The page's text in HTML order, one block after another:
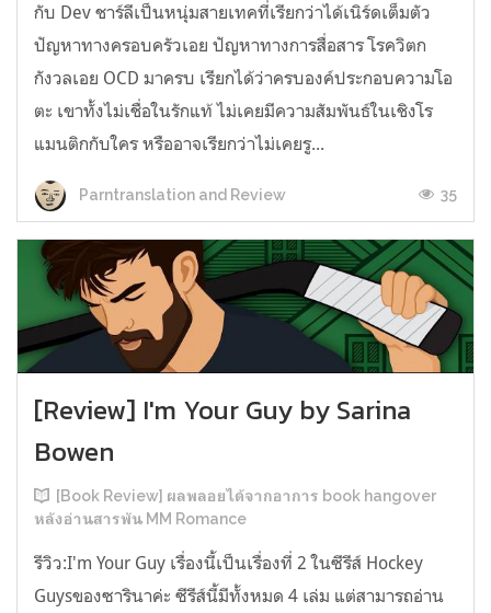
กับ Dev ชาร์ลีเป็นหนุ่มสายเทคที่เรียกว่าได้เนิร์ดเต็มตัว
ปัญหาทางครอบครัวเอย ปัญหาทางการสื่อสาร โรควิตก
กังวลเอย OCD มาครบ เรียกได้ว่าครบองค์ประกอบความโอ
ตะ เขาทั้งไม่เชื่อในรักแท้ ไม่เคยมีความสัมพันธ์ในเชิงโร
แมนติกกับใคร หรืออาจเรียกว่าไม่เคยรู...
Parntranslation and Review 35
[Review] I'm Your Guy by Sarina
Bowen
[Book Review] ผลพลอยได้จากอาการ book hangover
หลังอ่านสารพัน MM Romance
รีวิว:I'm Your Guy เรื่องนี้เป็นเรื่องที่ 2 ในซีรีส์ Hockey
Guysของซารินาค่ะ ซีรีส์นี้มีทั้งหมด 4 เล่ม แต่สามารถอ่าน